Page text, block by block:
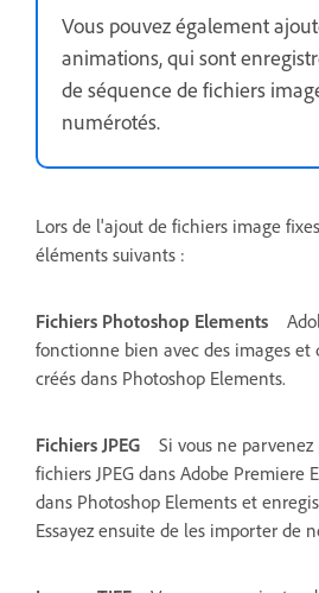
Vous pouvez également
animations, qui sont
de séquence de fichiers
numérotés.
Lors de l'ajout de fichiers image
éléments suivants :
Fichiers Photoshop Elements
fonctionne bien avec des images et
créés dans Photoshop Elements.
Fichiers JPEG
Si vous ne
fichiers JPEG dans Adobe Premiere
dans Photoshop Elements et
Essayez ensuite de les importer de